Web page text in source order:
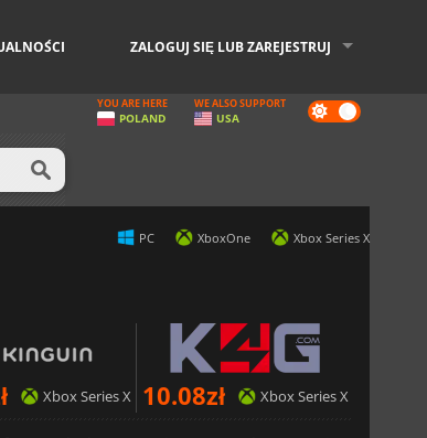
ZALOGUJ SIĘ LUB ZAREJESTRUJ
Dark
mode
YOU ARE HERE
POLAND
WE ALSO SUPPORT
USA
PC XboxOne Xbox Series X
Xbox Series X 10.08zł Xbox Series X